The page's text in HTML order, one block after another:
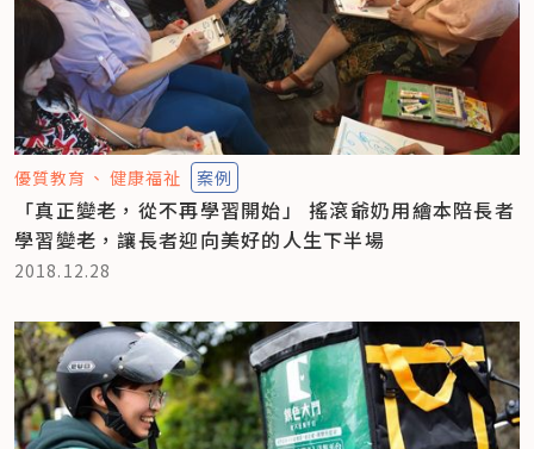
優質教育 健康福祉 案例
「真正變老，從不再學習開始」 搖滾爺奶用繪本陪長者
學習變老，讓長者迎向美好的人生下半場
2018.12.28